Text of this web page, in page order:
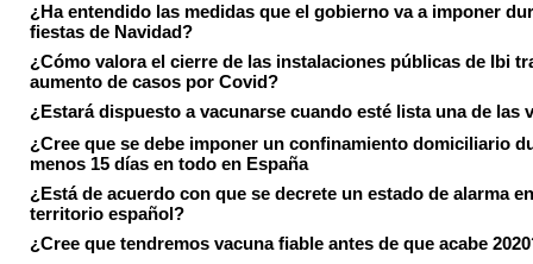
¿Ha entendido las medidas que el gobierno va a imponer
fiestas de Navidad?
¿Cómo valora el cierre de las instalaciones públicas de Ibi
aumento de casos por Covid?
¿Estará dispuesto a vacunarse cuando esté lista una de las
¿Cree que se debe imponer un confinamiento domiciliario
menos 15 días en todo en España
¿Está de acuerdo con que se decrete un estado de alarma
territorio español?
¿Cree que tendremos vacuna fiable antes de que acabe